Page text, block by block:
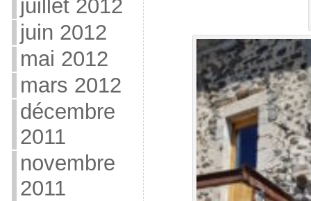
juillet 2012
juin 2012
mai 2012
mars 2012
décembre
2011
novembre
2011